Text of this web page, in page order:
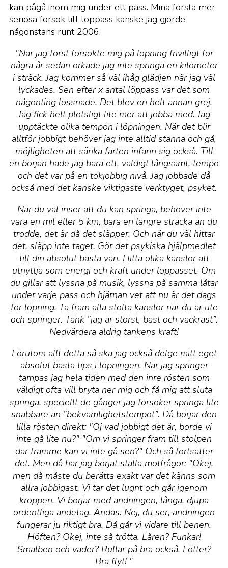
kan pågå inom mig under ett pass. Mina första mer
seriösa försök till löppass kanske jag gjorde
någonstans runt 2006.
"När jag först försökte mig på löpning frivilligt för
några år sedan orkade jag inte springa en kilometer
i sträck. Jag kommer så väl ihåg glädjen när jag väl
lyckades. Sen efter x antal löppass var det som
någonting lossnade. Det blev en helt annan grej.
Jag fick helt plötsligt lite mer att jobba med. Jag
upptäckte olika tempon i löpningen. När det blir
alltför jobbigt behöver jag inte alltid stanna och gå,
möjligheten att sänka farten infann sig också. Till
en början hade jag bara ett, väldigt långsamt, tempo
och det var på en tokjobbig nivå. Jag jobbade då
också med det kanske viktigaste verktyget, psyket.
När du väl inser att du kan springa, behöver inte
vara en mil eller 5 km, bara en längre sträcka än du
trodde, det är då det släpper. Och när du väl hittar
det, släpp inte taget. Gör det psykiska hjälpmedlet
till din absolut bästa vän. Hitta olika känslor att
utnyttja som energi och kraft under löppasset. Om
du gillar att lyssna på musik, lyssna på samma låtar
under varje pass och hjärnan vet att nu är det dags
för löpning. Ta fram alla stolta känslor när du är ute
och springer. Tänk ”jag är störst, bäst och vackrast”.
Nedvärdera aldrig tankens kraft!
Förutom allt detta så ska jag också delge mitt eget
absolut bästa tips i löpningen. När jag springer
tampas jag hela tiden med den inre rösten som
väldigt ofta vill bryta ner mig och få mig att sluta
springa, speciellt de gånger jag försöker springa lite
snabbare än ”bekvämlighetstempot”. Då börjar den
lilla rösten direkt: "Oj vad jobbigt det är, borde vi
inte gå lite nu?" "Om vi springer fram till stolpen
där framme kan vi inte gå sen?" Och så fortsätter
det. Men då har jag börjat ställa motfrågor: "Okej,
men då måste du berätta exakt var det känns som
allra jobbigast. Vi tar det lugnt och går igenom
kroppen. Vi börjar med andningen, långa, djupa
ordentliga andetag. Andas. Nej, du ser, andningen
fungerar ju riktigt bra. Då går vi vidare till benen.
Höften? Okej, inte så trötta. Låren? Funkar!
Smalben och vader? Rullar på bra också. Fötter?
Bra flyt! "